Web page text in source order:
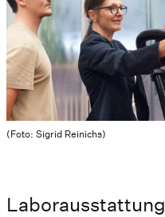
(Foto: Sigrid Reinichs)
Laborausstattung